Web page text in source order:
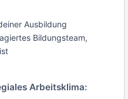
Ausbildung
Bildungsteam,
Arbeitsklima: